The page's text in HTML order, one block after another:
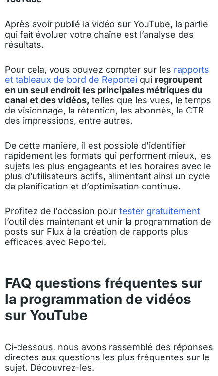
Après avoir publié la vidéo sur YouTube, la partie
qui fait évoluer votre chaîne est l’analyse des
résultats.
Pour cela, vous pouvez compter sur les rapports
et tableaux de bord de Reportei qui regroupent
en un seul endroit les principales métriques du
canal et des vidéos, telles que les vues, le temps
de visionnage, la rétention, les abonnés, le CTR
des impressions, entre autres.
De cette manière, il est possible d’identifier
rapidement les formats qui performent mieux, les
sujets les plus engageants et les horaires avec le
plus d’utilisateurs actifs, alimentant ainsi un cycle
de planification et d’optimisation continue.
Profitez de l’occasion pour tester gratuitement
l’outil dès maintenant et unir la programmation de
posts sur Flux à la création de rapports plus
efficaces avec Reportei.
FAQ questions fréquentes sur
la programmation de vidéos
sur YouTube
Ci-dessous, nous avons rassemblé des réponses
directes aux questions les plus fréquentes sur le
sujet. Découvrez-les.